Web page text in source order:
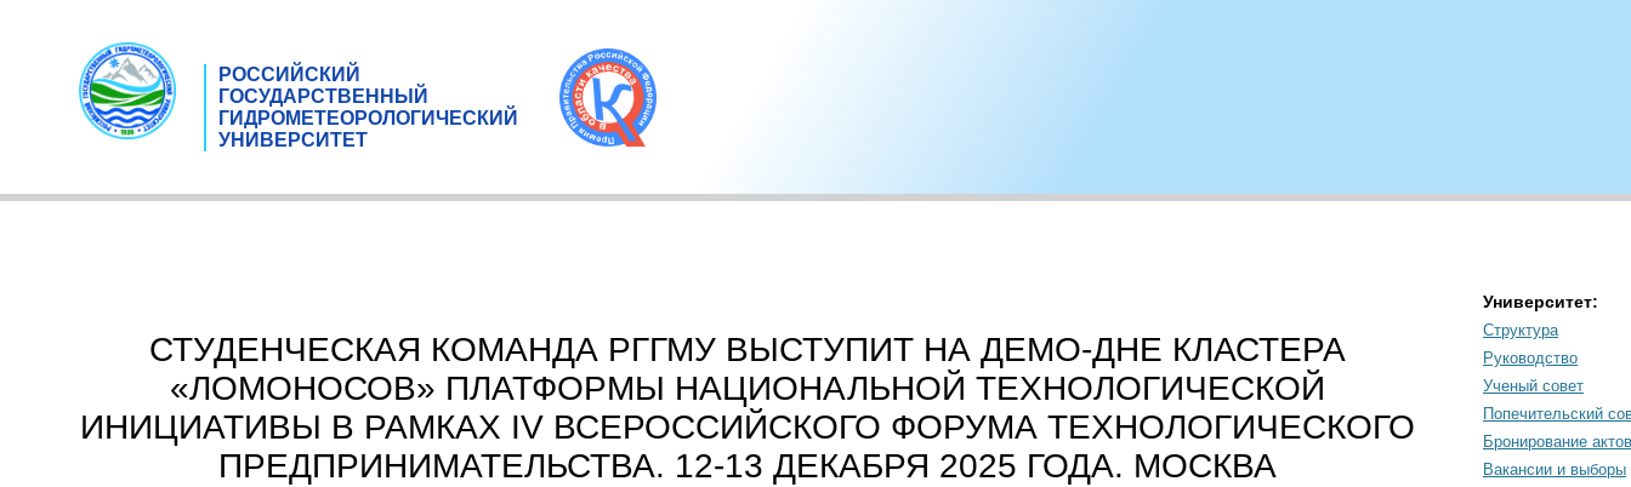
РОССИЙСКИЙ
ГОСУДАРСТВЕННЫЙ
ГИДРОМЕТЕОРОЛОГИЧЕСКИЙ
УНИВЕРСИТЕТ
СТУДЕНЧЕСКАЯ КОМАНДА РГГМУ ВЫСТУПИТ НА ДЕМО-ДНЕ КЛАСТЕРА
«ЛОМОНОСОВ» ПЛАТФОРМЫ НАЦИОНАЛЬНОЙ ТЕХНОЛОГИЧЕСКОЙ
ИНИЦИАТИВЫ В РАМКАХ IV ВСЕРОССИЙСКОГО ФОРУМА ТЕХНОЛОГИЧЕСКОГО
ПРЕДПРИНИМАТЕЛЬСТВА. 12-13 ДЕКАБРЯ 2025 ГОДА. МОСКВА
Университет:
Структура
Руководство
Ученый совет
Попечительский
Бронирование
Вакансии и выборы